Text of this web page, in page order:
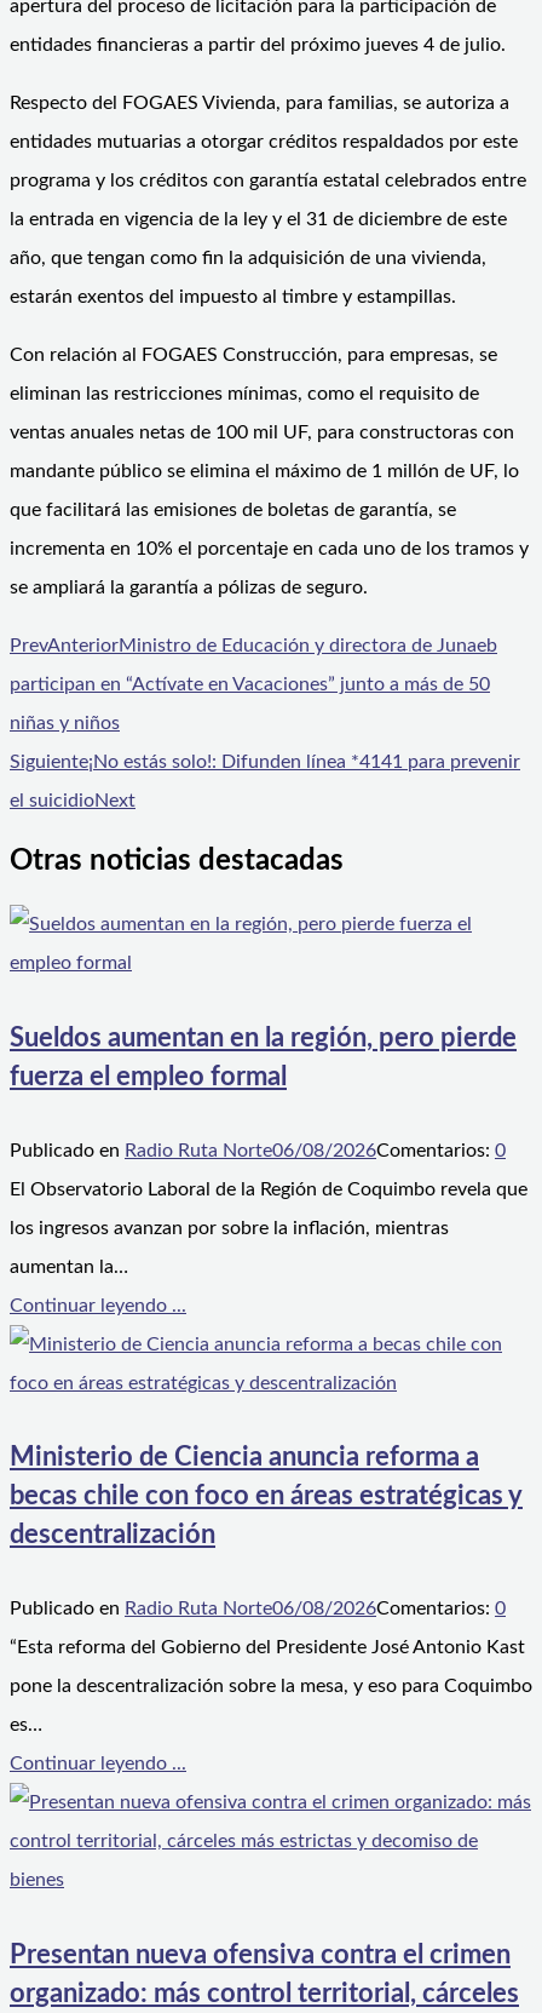
apertura del proceso de licitación para la participación de
entidades financieras a partir del próximo jueves 4 de julio.
Respecto del FOGAES Vivienda, para familias, se autoriza a
entidades mutuarias a otorgar créditos respaldados por este
programa y los créditos con garantía estatal celebrados entre
la entrada en vigencia de la ley y el 31 de diciembre de este
año, que tengan como fin la adquisición de una vivienda,
estarán exentos del impuesto al timbre y estampillas.
Con relación al FOGAES Construcción, para empresas, se
eliminan las restricciones mínimas, como el requisito de
ventas anuales netas de 100 mil UF, para constructoras con
mandante público se elimina el máximo de 1 millón de UF, lo
que facilitará las emisiones de boletas de garantía, se
incrementa en 10% el porcentaje en cada uno de los tramos y
se ampliará la garantía a pólizas de seguro.
PrevAnteriorMinistro de Educación y directora de Junaeb
participan en “Actívate en Vacaciones” junto a más de 50
niñas y niños
Siguiente¡No estás solo!: Difunden línea *4141 para prevenir
el suicidioNext
Otras noticias destacadas
Sueldos aumentan en la región, pero pierde
fuerza el empleo formal
Publicado en Radio Ruta Norte06/08/2026Comentarios: 0
El Observatorio Laboral de la Región de Coquimbo revela que
los ingresos avanzan por sobre la inflación, mientras
aumentan la…
Continuar leyendo ...
Ministerio de Ciencia anuncia reforma a
becas chile con foco en áreas estratégicas y
descentralización
Publicado en Radio Ruta Norte06/08/2026Comentarios: 0
“Esta reforma del Gobierno del Presidente José Antonio Kast
pone la descentralización sobre la mesa, y eso para Coquimbo
es…
Continuar leyendo ...
Presentan nueva ofensiva contra el crimen
organizado: más control territorial, cárceles